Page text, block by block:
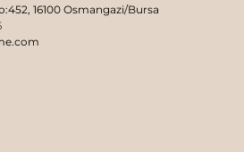
16100 Osmangazi/Bursa